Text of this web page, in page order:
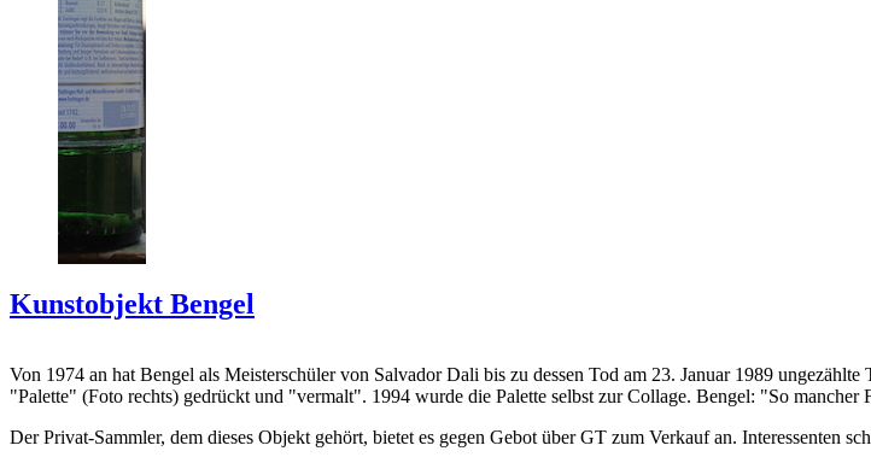
Kunstobjekt Bengel
Von 1974 an hat Bengel als Meisterschüler von Salvador Dali bis zu dessen Tod am 23. Januar 1989
"Palette" (Foto rechts) gedrückt und "vermalt". 1994 wurde die Palette selbst zur Collage. Bengel: "So
Der Privat-Sammler, dem dieses Objekt gehört, bietet es gegen Gebot über GT zum Verkauf an. Interessenten